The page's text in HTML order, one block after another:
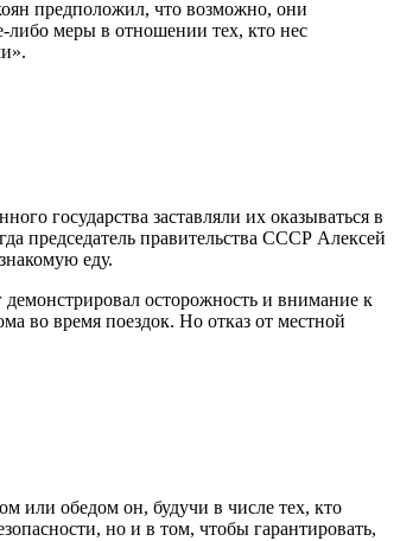
предположил, что возможно, они
либо меры в отношении тех, кто нес
государства заставляли их оказываться в
председатель правительства СССР Алексей
еду.
осторожность и внимание к
во время поездок. Но отказ от местной
или обедом он, будучи в числе тех, кто
но и в том, чтобы гарантировать,